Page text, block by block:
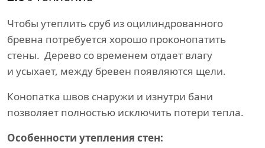
Чтобы утеплить сруб из оцилиндрованного
бревна потребуется хорошо проконопатить
стены. Дерево со временем отдает влагу
и усыхает, между бревен появляются щели.
Конопатка швов снаружи и изнутри бани
позволяет полностью исключить потери тепла.
Особенности утепления стен: